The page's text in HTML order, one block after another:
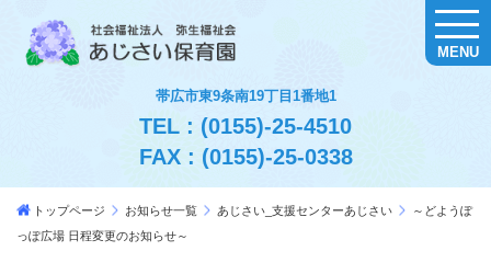
帯広市東9条南19丁目1番地1
TEL : (0155)-25-4510
FAX : (0155)-25-0338
MENU
トップページ お知らせ一覧 あじさい_支援センターあじさい
～どようぽ
っぽ広場 日程変更のお知らせ～